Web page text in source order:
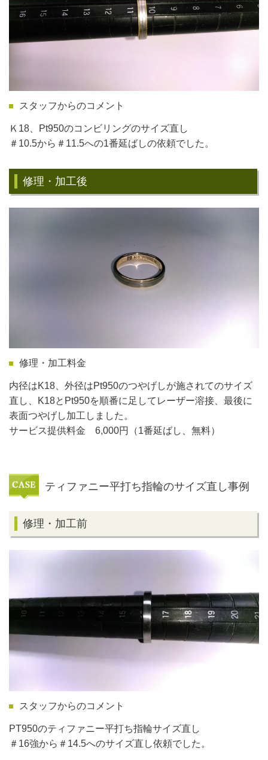
スタッフからのコメント
Ｋ18、Pt950のコンビリングのサイズ直し
＃10.5から＃11.5への1番延ばしの依頼でした。
修理・加工後
修理・加工料金
内径はK18、外径はPt950のつやげしが施されてのサイズ
直し、K18とPt950を順番に足してレーザー溶接、最後に
表面つやげし加工しました。
サービス提供料金 6,000円（1番延ばし、無料）
ティファニー平打ち指輪のサイズ直し事例
修理・加工前
スタッフからのコメント
PT950のティファニー平打ち指輪サイズ直し
＃16強から＃14.5へのサイズ直し依頼でした。